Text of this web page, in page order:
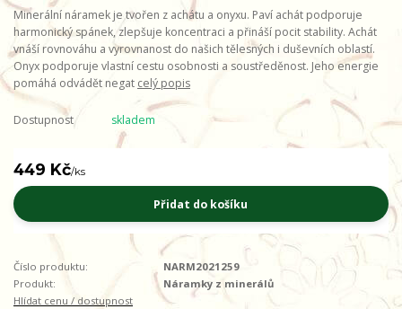
Minerální náramek je tvořen z achátu a onyxu. Paví achát podporuje
harmonický spánek, zlepšuje koncentraci a přináší pocit stability. Achát
vnáší rovnováhu a vyrovnanost do našich tělesných i duševních oblastí.
Onyx podporuje vlastní cestu osobnosti a soustředěnost. Jeho energie
pomáhá odvádět negat celý popis
Dostupnost skladem
449 Kč/ks
Přidat do košíku
Číslo produktu:
NARM2021259
Produkt:
Náramky z minerálů
Hlídat cenu / dostupnost